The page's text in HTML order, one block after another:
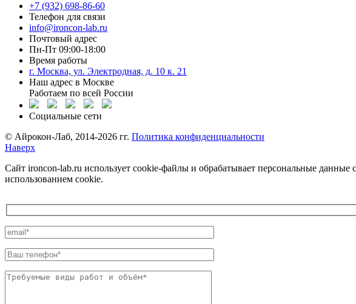
+7 (932) 698-86-60
Телефон для связи
info@ironcon-lab.ru
Почтовый адрес
Пн-Пт 09:00-18:00
Время работы
г. Москва, ул. Электродная, д. 10 к. 21
Наш адрес в Москве
Работаем по всей России
Социальные сети
©️ Айрокон-Лаб, 2014-2026 гг. Политика конфиденциальности
Наверх
Сайт ironcon-lab.ru использует cookie-файлы и обрабатывает персональные
использованием cookie.